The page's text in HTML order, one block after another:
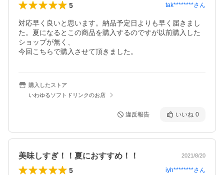
5 tak********さん
対応早く良いと思います。納品予定日よりも早く届きまし
た。夏になるとこの商品を購入するのですが以前購入した
ショップが無く、
購入したストア
いわゆるソフトドリンクのお店
違反報告 いいね 0
美味しすぎ！！夏におすすめ！！ 2021/8/20
5 iyh********さん